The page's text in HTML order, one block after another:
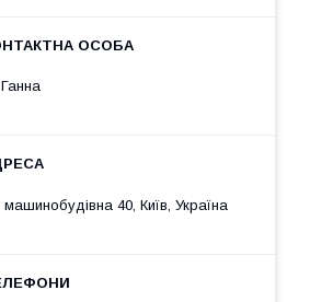
Ганна
машинобудівна 40, Київ, Україна